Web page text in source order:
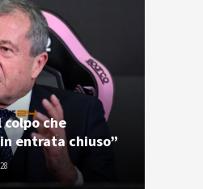
che
entrata chiuso”